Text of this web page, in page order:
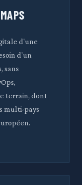
d'une
d'un
sans
terrain, dont
multi-pays